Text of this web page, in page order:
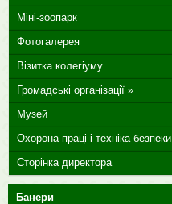
Міні-зоопарк
Фотогалерея
Візитка колегіуму
Громадські організації »
Музей
Охорона праці і техніка безпеки
Сторінка директора
Банери